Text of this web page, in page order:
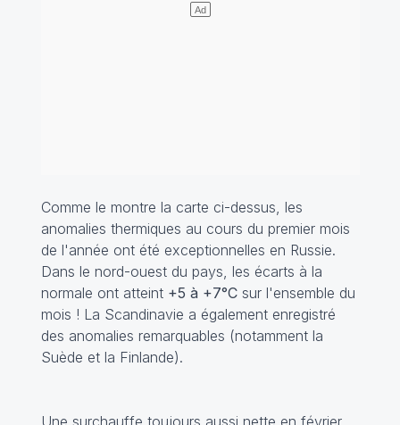
Comme le montre la carte ci-dessus, les
anomalies thermiques au cours du premier mois
de l'année ont été exceptionnelles en Russie.
Dans le nord-ouest du pays, les écarts à la
normale ont atteint +5 à +7°Csur l'ensemble du
mois ! La Scandinavie a également enregistré
des anomalies remarquables (notamment la
Suède et la Finlande).
Une surchauffe toujours aussi nette en février